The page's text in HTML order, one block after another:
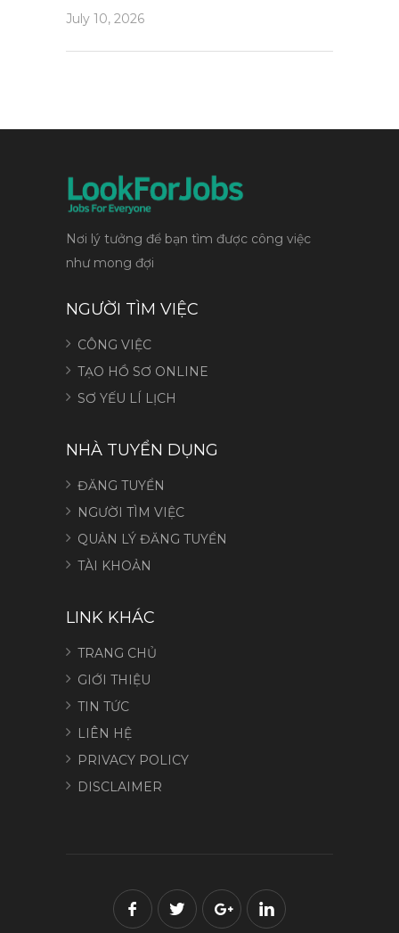
July 10, 2026
Nơi lý tưởng để bạn tìm được công việc
như mong đợi
NGƯỜI TÌM VIỆC
CÔNG VIỆC
TẠO HỒ SƠ ONLINE
SƠ YẾU LÍ LỊCH
NHÀ TUYỂN DỤNG
ĐĂNG TUYỂN
NGƯỜI TÌM VIỆC
QUẢN LÝ ĐĂNG TUYỂN
TÀI KHOẢN
LINK KHÁC
TRANG CHỦ
GIỚI THIỆU
TIN TỨC
LIÊN HỆ
PRIVACY POLICY
DISCLAIMER